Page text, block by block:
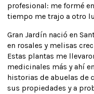
profesional: me formé
tiempo me trajo a otro
Gran Jardín nació en
en rosales y melisas
Estas plantas me
medicinales más y ahí
historias de abuelas de
sus propiedades y a